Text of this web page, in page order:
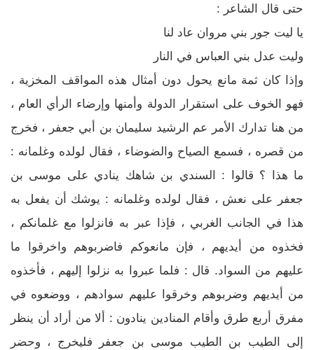
حتى قال الشاعر :
يا ليت جور بني مروان عاد لنا
وليت عدل بني العباس في النار
وإذا كان ثمة مانع يحول دون أمثال هذه المواقف المخزية ،
فهو الخوف على استقرار الدولة وأمنها وإرضاء الرأي العام ،
من هنا تدارك الأمر عم الرشيد سليمان بن أبي جعفر ، فخرج
من قصره ، فسمع الصياح والضوضاء ، فقال لولده وغلمانه :
ما هذا ؟ قالوا : السندي بن شاهك ينادي على موسى بن
جعفر على نعش ، فقال لولده وغلمانه : يوشك أن يفعل به
هذا في الجانب الغربي ، فإذا عبر به فانزلوا مع غلمانكم ،
فخذوه من أيديهم ، فإن مانعوكم فاضربوهم واخرقوا ما
عليهم من السواد. قال : فلما عبروا به نزلوا إليهم ، فأخذوه
من أيديهم وضربوهم وخرقوا عليهم سوادهم ، ووضعوه في
مفرق أربع طرق وأقام المنادين ينادون : ألا من أراد أن ينظر
إلى الطيب بن الطيب موسى بن جعفر فليخرج ، وحضر